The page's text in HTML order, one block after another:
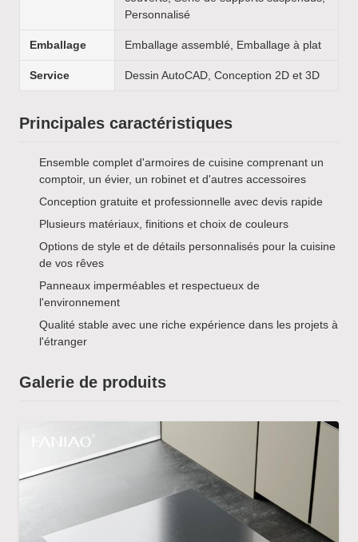
Personnalisé
Emballage Emballage assemblé, Emballage à plat
Service Dessin AutoCAD, Conception 2D et 3D
Principales caractéristiques
Ensemble complet d'armoires de cuisine comprenant un
comptoir, un évier, un robinet et d'autres accessoires
Conception gratuite et professionnelle avec devis rapide
Plusieurs matériaux, finitions et choix de couleurs
Options de style et de détails personnalisés pour la cuisine
de vos rêves
Panneaux imperméables et respectueux de
l'environnement
Qualité stable avec une riche expérience dans les projets à
l'étranger
Galerie de produits